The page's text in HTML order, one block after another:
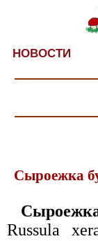
НОВОСТИ
Сыроежка
Russula